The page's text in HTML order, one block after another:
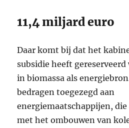
11,4 miljard euro
Daar komt bij dat het
subsidie heeft
in biomassa als
bedragen toegezegd aan
energiemaatschappijen, die
met het ombouwen van